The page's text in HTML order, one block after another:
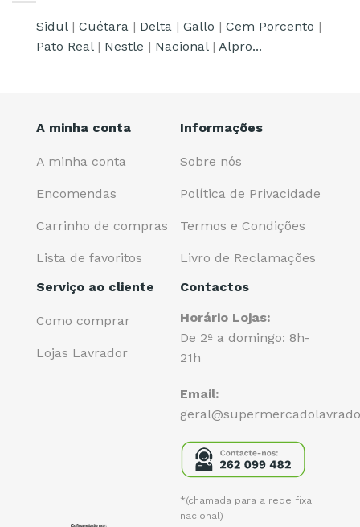
Sidul| Cuétara | Delta | Gallo | Cem Porcento |
Pato Real| Nestle | Nacional| Alpro...
A minha conta
A minha conta
Encomendas
Carrinho de compras
Lista de favoritos
Informações
Sobre nós
Política de Privacidade
Termos e Condições
Livro de Reclamações
Serviço ao cliente
Como comprar
Lojas Lavrador
Contactos
Horário Lojas:
De 2ª a domingo: 8h-
21h
Email:
*(chamada para a rede fixa
nacional)